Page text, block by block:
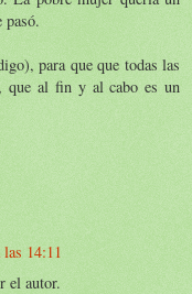
para que que todas las
que al fin y al cabo es un
14:11
el autor.